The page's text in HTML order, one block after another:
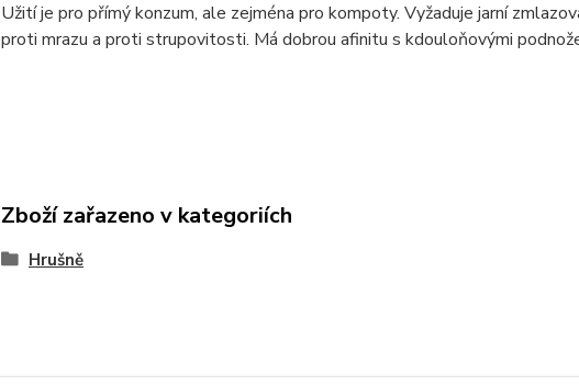
Užití je pro přímý konzum, ale zejména pro kompoty. Vyžaduje jarní
proti mrazu a proti strupovitosti. Má dobrou afinitu s kdouloňovými
Zboží zařazeno v kategoriích
Hrušně